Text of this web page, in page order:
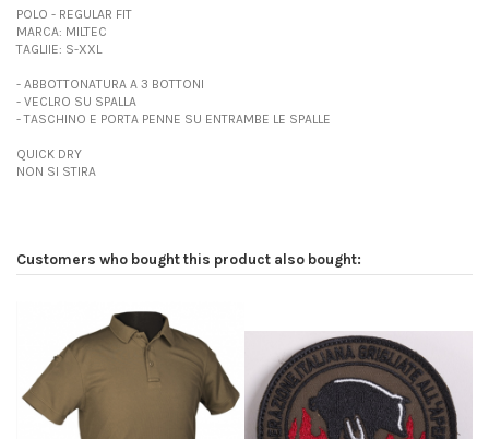
POLO - REGULAR FIT
MARCA: MILTEC
TAGLIIE: S-XXL
- ABBOTTONATURA A 3 BOTTONI
- VECLRO SU SPALLA
- TASCHINO E PORTA PENNE SU ENTRAMBE LE SPALLE
QUICK DRY
NON SI STIRA
Customers who bought this product also bought: